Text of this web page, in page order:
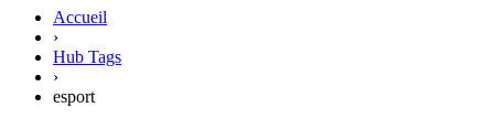
Accueil
›
Hub Tags
›
esport